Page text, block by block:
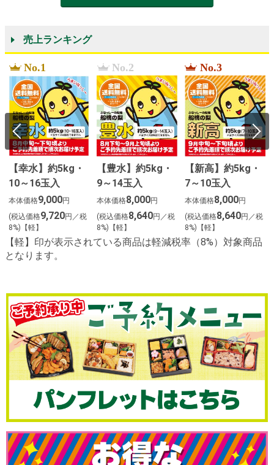
売上ランキング
No.1
【幸水】約5kg・
10～16玉入
本体価格9,000円
(税込価格9,720円／税
8%)【軽】
No.2
【豊水】約5kg・
9～14玉入
本体価格8,000円
(税込価格8,640円／税
8%)【軽】
No.3
【新高】約5kg・
7～10玉入
本体価格8,000円
(税込価格8,640円／税
8%)【軽】
【軽】印が表示されている商品は軽減税率（8%）対象商品
となります。